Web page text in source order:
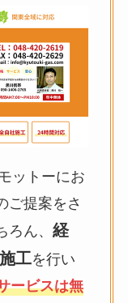
ットーにお
ご提案をさ
ん、 経
工を行い
ービスは無